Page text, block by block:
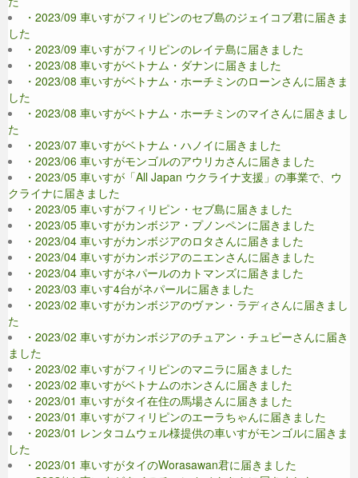
・2023/09 車いすがフィリピンのセブ島のジェイコブ君に届きま
した
・2023/09 車いすがフィリピンのレイテ島に届きました
・2023/08 車いすがベトナム・ダナンに届きました
・2023/08 車いすがベトナム・ホーチミンのローンさんに届きま
した
・2023/08 車いすがベトナム・ホーチミンのマイさんに届きまし
た
・2023/07 車いすがベトナム・ハノイに届きました
・2023/06 車いすがモンゴルのアウリカさんに届きました
・2023/05 車いすが「All Japan ウクライナ支援」の事業で、ウ
クライナに届きました
・2023/05 車いすがフィリピン・セブ島に届きました
・2023/05 車いすがカンボジア・プノンペンに届きました
・2023/04 車いすがカンボジアのロタさんに届きました
・2023/04 車いすがカンボジアのニエンさんに届きました
・2023/04 車いすがネパールのカトマンズに届きました
・2023/03 車いす4台がネパールに届きました
・2023/02 車いすがカンボジアのヴァン・ラディさんに届きまし
た
・2023/02 車いすがカンボジアのチュアン・チュピーさんに届き
ました
・2023/02 車いすがフィリピンのマニラに届きました
・2023/02 車いすがベトナムのホンさんに届きました
・2023/01 車いすがタイ在住の馬場さんに届きました
・2023/01 車いすがフィリピンのエーラちゃんに届きました
・2023/01 レンタコムウェル様提供の車いすがモンゴルに届きま
した
・2023/01 車いすがタイのWorasawan君に届きました